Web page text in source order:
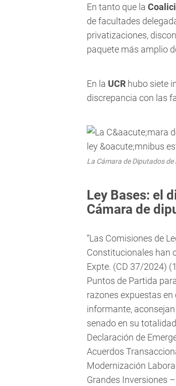
En tanto que la
de facultades
privatizaciones,
paquete más amplio
En la UCR hubo siete
discrepancia con las
La Cámara de Diputados
Ley Bases: el
Cámara de
“Las Comisiones de
Constitucionales han
Expte. (CD 37/2024)
Puntos de Partida
razones expuestas
informante,
senado en su
Declaración de
Acuerdos
Modernización
Grandes Inversiones